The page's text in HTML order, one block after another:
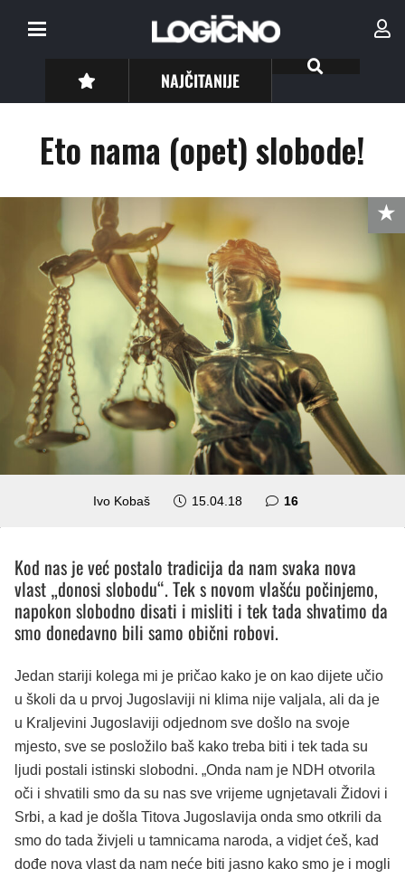
NAJČITANIJE
Eto nama (opet) slobode!
Ivo Kobaš 15.04.18 16komentara
Kod nas je već postalo tradicija da nam svaka nova
vlast „donosi slobodu“. Tek s novom vlašću počinjemo,
napokon slobodno disati i misliti i tek tada shvatimo da
smo donedavno bili samo obični robovi.
Jedan stariji kolega mi je pričao kako je on kao dijete učio
u školi da u prvoj Jugoslaviji ni klima nije valjala, ali da je
u Kraljevini Jugoslaviji odjednom sve došlo na svoje
mjesto, sve se posložilo baš kako treba biti i tek tada su
ljudi postali istinski slobodni. „Onda nam je NDH otvorila
oči i shvatili smo da su nas sve vrijeme ugnjetavali Židovi i
Srbi, a kad je došla Titova Jugoslavija onda smo otkrili da
smo do tada živjeli u tamnicama naroda, a vidjet ćeš, kad
dođe nova vlast da nam neće biti jasno kako smo je i mogli